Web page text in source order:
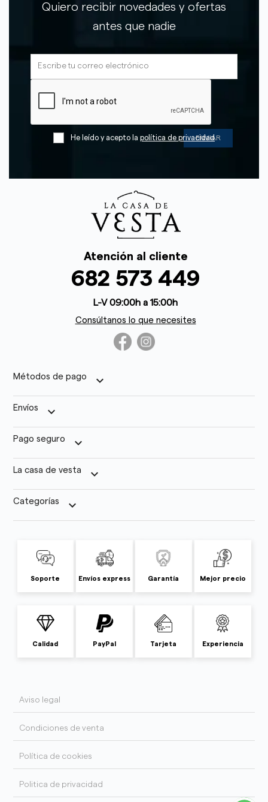
Quiero recibir novedades y ofertas
antes que nadie
He leído y acepto la política de privacidad
Atención al cliente
682 573 449
L-V 09:00h a 15:00h
Consúltanos lo que necesites
Métodos de pago keyboard_arrow_down
Envíos keyboard_arrow_down
Pago seguro keyboard_arrow_down
La casa de vesta keyboard_arrow_down
Categorías keyboard_arrow_down
Soporte Envíos express Garantía Mejor precio
Calidad PayPal Tarjeta Experiencia
Aviso legal
Condiciones de venta
Política de cookies
Politica de privacidad